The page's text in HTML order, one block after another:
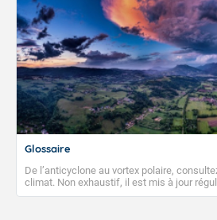
Glossaire
De l’anticyclone au vortex polaire,
climat. Non exhaustif, il est mis à jour
publications. Vous y trouverez également